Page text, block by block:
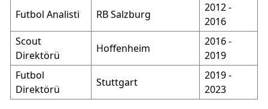
Futbol Analisti RB Salzburg
2012 -
2016
Scout
Direktörü
Hoffenheim
2016 -
2019
Futbol
Direktörü
Stuttgart
2019 -
2023